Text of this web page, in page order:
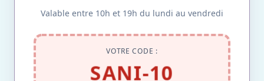
Valable entre 10h et 19h du lundi au vendredi
VOTRE CODE :
SANI-10